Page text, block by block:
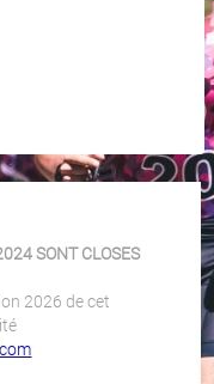
SONT CLOSES
2026 de cet